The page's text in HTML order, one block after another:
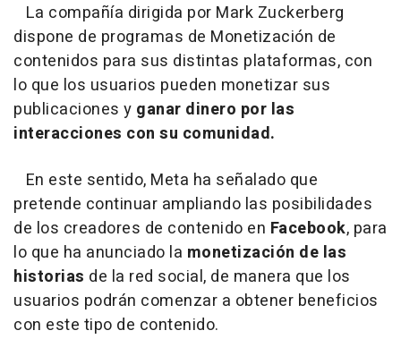
La compañía dirigida por Mark Zuckerberg
dispone de programas de Monetización de
contenidos para sus distintas plataformas, con
lo que los usuarios pueden monetizar sus
publicaciones y ganar dinero por las
interacciones con su comunidad.
En este sentido, Meta ha señalado que
pretende continuar ampliando las posibilidades
de los creadores de contenido en Facebook, para
lo que ha anunciado la monetización de las
historias de la red social, de manera que los
usuarios podrán comenzar a obtener beneficios
con este tipo de contenido.